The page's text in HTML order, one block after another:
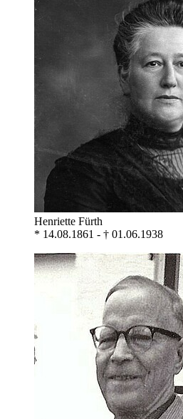
Henriette Fürth
* 14.08.1861 - † 01.06.1938